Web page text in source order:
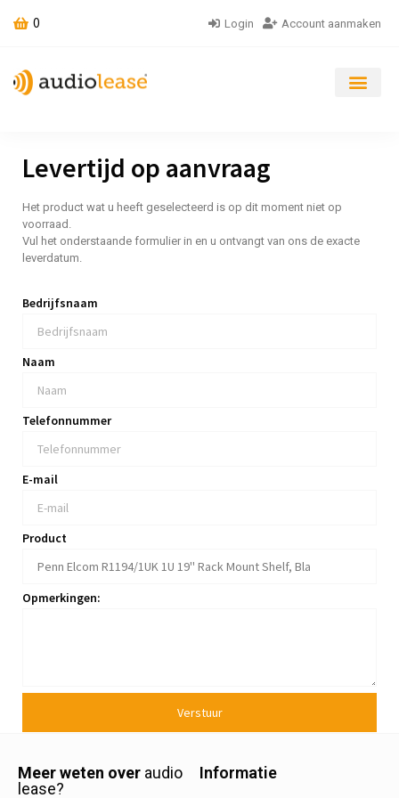
0 Login Account aanmaken
Levertijd op aanvraag
Het product wat u heeft geselecteerd is op dit moment niet op
voorraad.
Vul het onderstaande formulier in en u ontvangt van ons de exacte
leverdatum.
Bedrijfsnaam
Naam
Telefonnummer
E-mail
Product
Opmerkingen:
Verstuur
Meer weten over audio
lease?
Informatie